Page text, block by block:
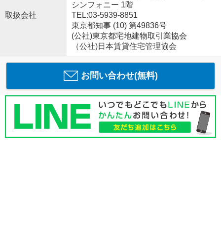
取扱会社
シンフォニー 1階
TEL:03-5939-8851
東京都知事 (10) 第49836号
(公社)東京都宅地建物取引業協会
（公社)日本賃貸住宅管理協会
お問い合わせ(無料)